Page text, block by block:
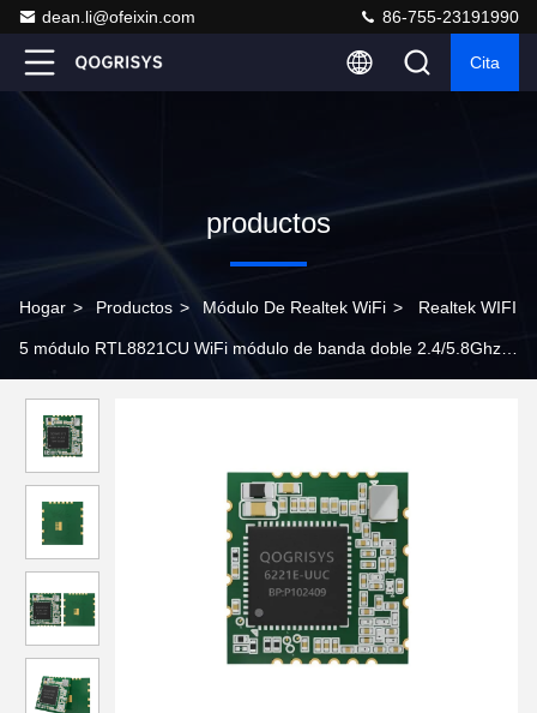
dean.li@ofeixin.com 86-755-23191990
Cita
productos
Hogar > Productos > Módulo De Realtek WiFi > Realtek WIFI
5 módulo RTL8821CU WiFi módulo de banda doble 2.4/5.8Ghz